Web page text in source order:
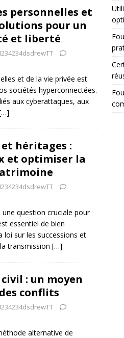
éviter les pièges communs
personnelles et
pour un
et liberté
et de la vie privée est
sociétés hyperconnectées.
aux cyberattaques, aux
et héritages :
et optimiser la
question cruciale pour
essentiel de bien
sur les successions et
transmission […]
: un moyen
conflits
alternative de